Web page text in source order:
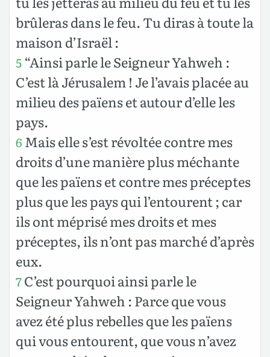
brûleras dans le feu. Tu diras à toute la
maison d’Israël :
5 “Ainsi parle le Seigneur Yahweh :
C’est là Jérusalem ! Je l’avais placée au
milieu des païens et autour d’elle les
pays.
6 Mais elle s’est révoltée contre mes
droits d’une manière plus méchante
que les païens et contre mes préceptes
plus que les pays qui l’entourent ; car
ils ont méprisé mes droits et mes
préceptes, ils n’ont pas marché d’après
eux.
7C’est pourquoi ainsi parle le
Seigneur Yahweh : Parce que vous
avez été plus rebelles que les païens
qui vous entourent, que vous n’avez